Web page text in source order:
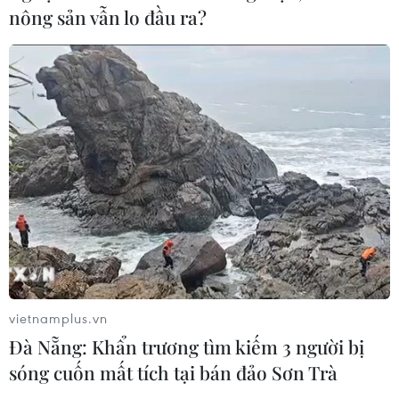
Naver và NVIDIA tăng tốc xây dựng
“Nhà máy AI,” hướng tới doanh thu
từ năm 2027
07/08/2026 13:01
Diễn đàn Kinh tế tư nhân Việt Nam
2026: Mở rộng không gian hợp lực
công-tư
07/08/2026 12:54
nông sản vẫn lo đầu ra?
vietnamplus.vn
Đà Nẵng: Khẩn trương tìm kiếm 3 người bị
sóng cuốn mất tích tại bán đảo Sơn Trà